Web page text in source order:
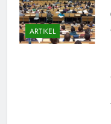
ARTIKEL